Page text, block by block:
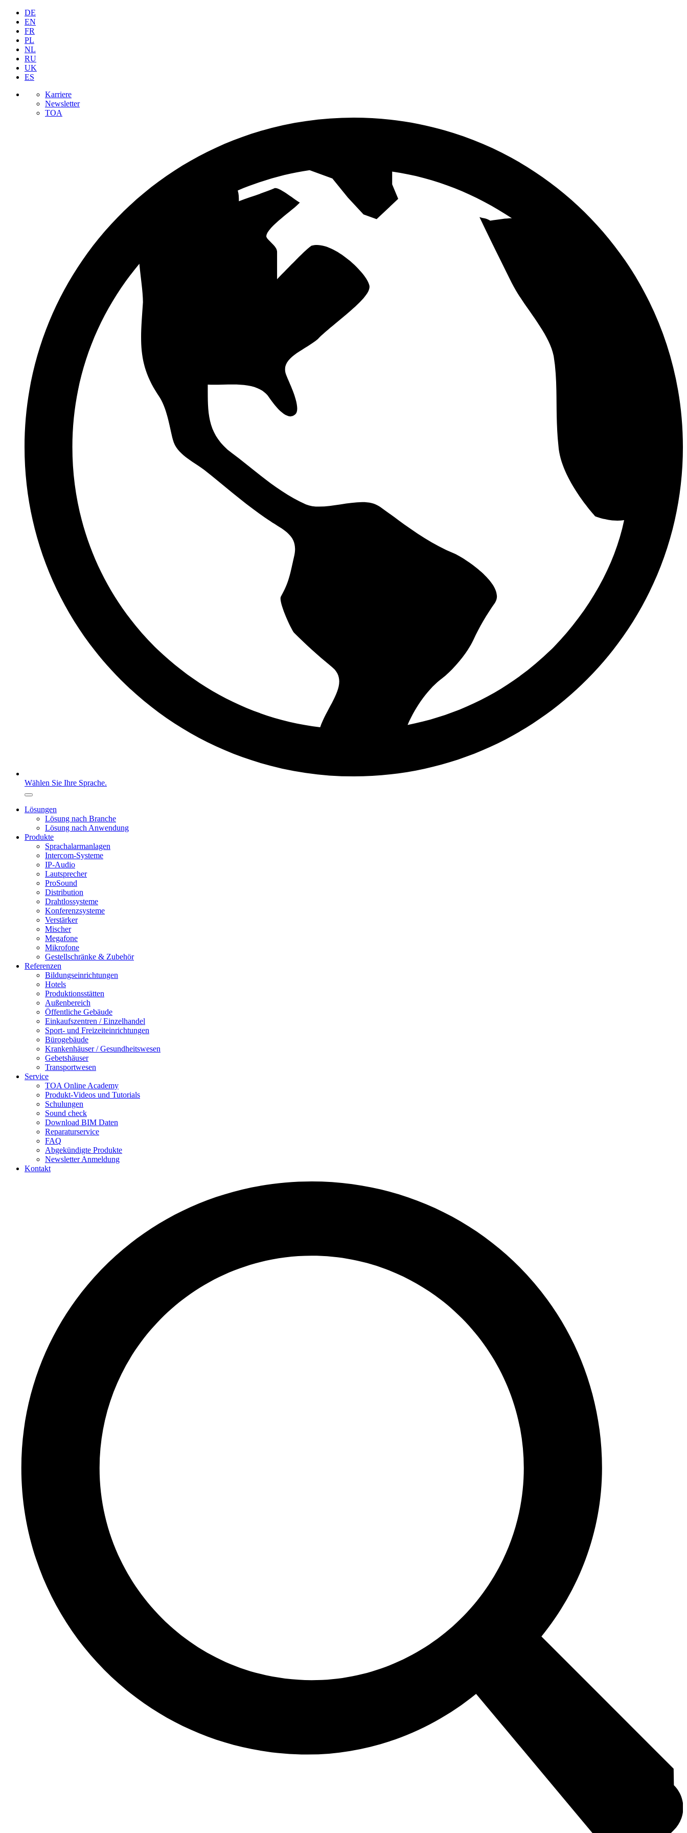
DE
EN
FR
PL
NL
RU
UK
ES
Karriere
Newsletter
TOA
Wählen Sie Ihre Sprache.
Lösungen
Lösung nach Branche
Lösung nach Anwendung
Produkte
Sprachalarmanlagen
Intercom-Systeme
IP-Audio
Lautsprecher
ProSound
Distribution
Drahtlossysteme
Konferenzsysteme
Verstärker
Mischer
Megafone
Mikrofone
Gestellschränke & Zubehör
Referenzen
Bildungseinrichtungen
Hotels
Produktionsstätten
Außenbereich
Öffentliche Gebäude
Einkaufszentren / Einzelhandel
Sport- und Freizeiteinrichtungen
Bürogebäude
Krankenhäuser / Gesundheitswesen
Gebetshäuser
Transportwesen
Service
TOA Online Academy
Produkt-Videos und Tutorials
Schulungen
Sound check
Download BIM Daten
Reparaturservice
FAQ
Abgekündigte Produkte
Newsletter Anmeldung
Kontakt